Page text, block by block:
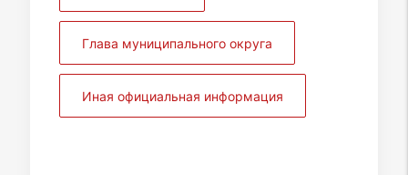
Глава муниципального округа
Иная официальная информация